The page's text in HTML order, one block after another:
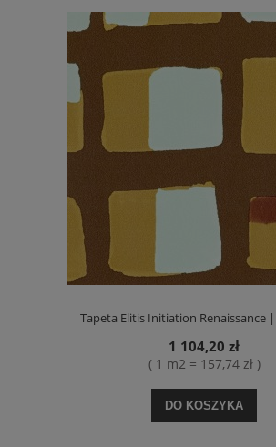
Tapeta Elitis Initiation Renaissance |
1 104,20 zł
( 1 m2 = 157,74 zł )
DO KOSZYKA